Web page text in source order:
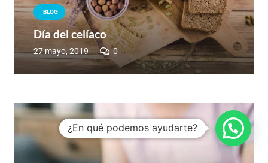
_BLOG
Día del celíaco
27 mayo, 2019 0
¿En qué podemos ayudarte?